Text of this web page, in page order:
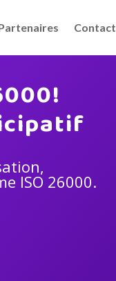
Contact
ISO 26000.